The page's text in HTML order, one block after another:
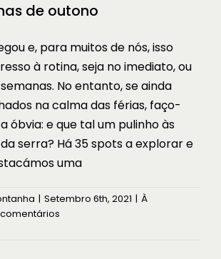
de outono
e, para muitos de nós, isso
à rotina, seja no imediato, ou
No entanto, se ainda
na calma das férias, faço-
óbvia: e que tal um pulinho às
serra? Há 35 spots a explorar e
uma
| Setembro 6th, 2021 | À